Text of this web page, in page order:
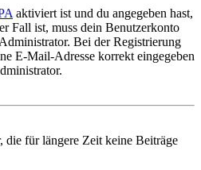
aktiviert ist und du angegeben hast,
Fall ist, muss dein Benutzerkonto
Bei der Registrierung
E-Mail-Adresse korrekt eingegeben
die für längere Zeit keine Beiträge